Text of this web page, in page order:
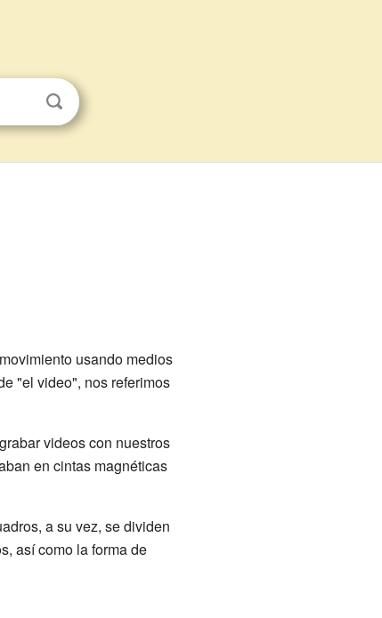
usando medios
"el video", nos referimos
videos con nuestros
en cintas magnéticas
a su vez, se dividen
así como la forma de